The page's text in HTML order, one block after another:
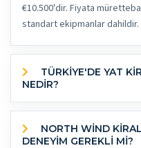
€10.500'dir. Fiyata
standart ekipmanlar dahildir.
NEDİR?
DENEYİM GEREKLİ Mİ?